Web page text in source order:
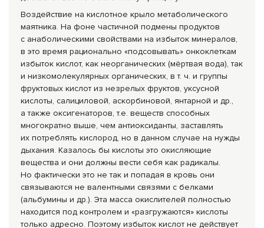
Воздействие на кислотное крыло метаболического
маятника. На фоне частичной подмены продуктов
с анаболическими свойствами на избыток минералов,
в это время рационально «подсовывать» онкоклеткам
избыток кислот, как неорганических (мёртвая вода), так
и низкомолекулярных органических, в т. ч. и группы
фруктовых кислот из незрелых фруктов, уксусной
кислоты, салициловой, аскорбиновой, янтарной и др.,
а также оксигенаторов, т.е. веществ способных
многократно выше, чем антиоксиданты, заставлять
их потреблять кислород, но в данном случае на нужды
дыхания. Казалось бы кислоты это окисляющие
вещества и они должны вести себя как радикалы.
Но фактически это не так и попадая в кровь они
связываются не валентными связями с белками
(альбумины и др.). Эта масса окислителей полностью
находится под контролем и «разгружаются» кислоты
только адресно. Поэтому избыток кислот не действует